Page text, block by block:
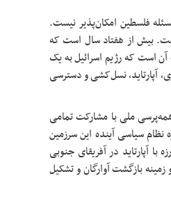
فلسطین امکان‌پذیر نیست.
بیش از هفتاد سال است که
است که رژیم اسرائیل به یک
آپارتاید، نسل‌کشی و دسترسی
ملی با مشارکت تمامی
سیاسی آینده این سرزمین
با آپارتاید در آفریقای جنوبی
بازگشت آوارگان و تشکیل